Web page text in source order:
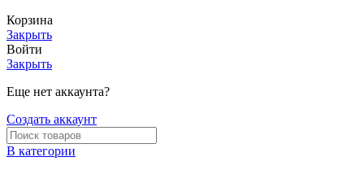
Корзина
Закрыть
Войти
Закрыть
Еще нет аккаунта?
Создать аккаунт
В категории